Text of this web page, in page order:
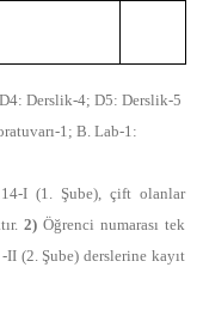
Derslik-4; D5: Derslik-5
1; B. Lab-1:
I (1. Şube), çift olanlar
2) Öğrenci numarası tek
(2. Şube) derslerine kayıt